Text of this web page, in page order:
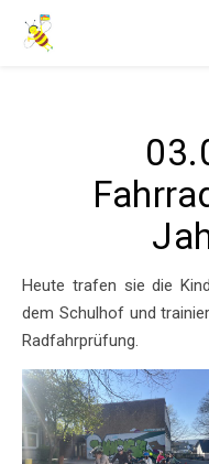
Heute trafen sie die Kinder der Klassen 4 abwechselnd auf
dem Schulhof und
Radfahrprüfung.